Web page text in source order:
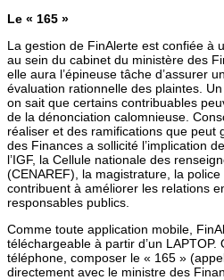
Le « 165 »
La gestion de FinAlerte est confiée à
au sein du cabinet du ministère des
elle aura l’épineuse tâche d’assurer
évaluation rationnelle des plaintes.
on sait que certains contribuables
de la dénonciation calomnieuse.
réaliser et des ramifications que peut
des Finances a sollicité l’implication
l’IGF, la Cellule nationale des
(CENAREF), la magistrature, la
contribuent à améliorer les relations
responsables publics.
Comme toute application mobile,
téléchargeable à partir d’un
téléphone, composer le « 165 »
directement avec le ministre des